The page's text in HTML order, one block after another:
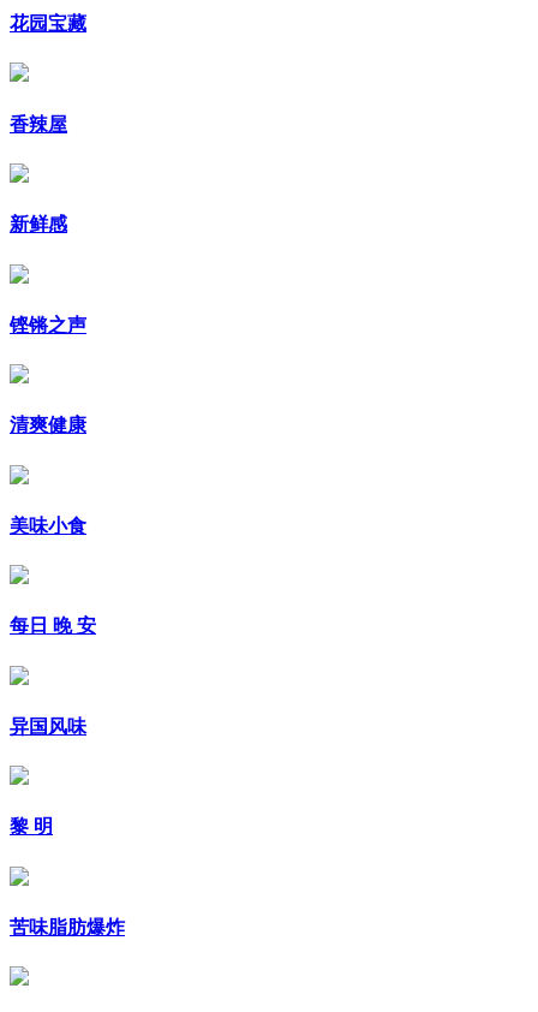
花园宝藏
香辣屋
新鲜感
铿锵之声
清爽健康
美味小食
每日 晚 安
异国风味
黎 明
苦味脂肪爆炸